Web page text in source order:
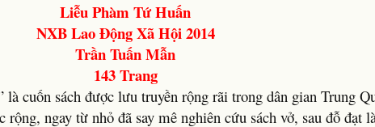
Liễu Phàm Tứ Huấn
NXB Lao Động Xã Hội 2014
Trần Tuấn Mẫn
143 Trang
là cuốn sách được lưu truyền rộng rãi trong dân gian Trung
ngay từ nhỏ đã say mê nghiên cứu sách vở, sau đỗ đạt